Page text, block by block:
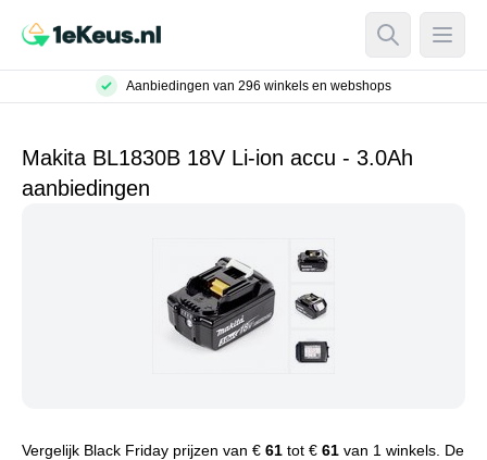
Open Open
Aanbiedingen van 296 winkels en webshops
Makita BL1830B 18V Li-ion accu - 3.0Ah
aanbiedingen
Vergelijk Black Friday prijzen van € 61 tot € 61 van 1 winkels. De